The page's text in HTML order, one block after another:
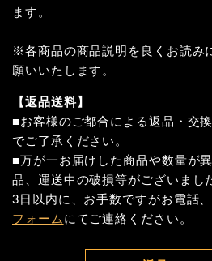
ます。
※各商品の商品説明を良くお読み
願いいたします。
【返品送料】
■お客様のご都合による返品・交
でご了承ください。
■万が一お届けした商品や数量が
品、運送中の破損等がございまし
3日以内に、お手数ですがお電話
フォーム にてご連絡ください。